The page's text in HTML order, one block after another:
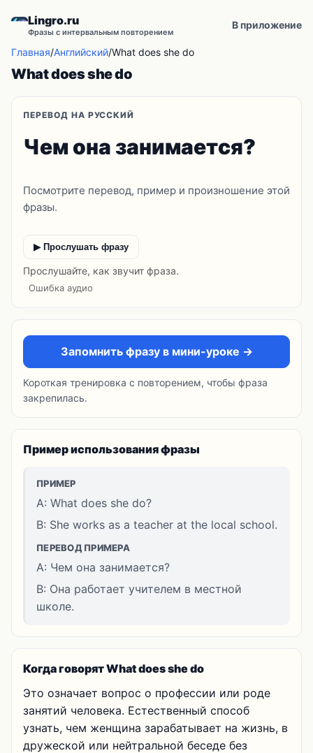
Lingro.ru
Фразы с интервальным повторением
В приложение
Главная/Английский/What does she do
What does she do
ПЕРЕВОД НА РУССКИЙ
Чем она занимается?
Посмотрите перевод, пример и произношение этой
фразы.
▶ Прослушать фразу
Прослушайте, как звучит фраза.
Ошибка аудио
Запомнить фразу в мини-уроке →
Короткая тренировка с повторением, чтобы фраза
закрепилась.
Пример использования фразы
ПРИМЕР
A: What does she do?
B: She works as a teacher at the local school.
ПЕРЕВОД ПРИМЕРА
A: Чем она занимается?
B: Она работает учителем в местной
школе.
Когда говорят What does she do
Это означает вопрос о профессии или роде
занятий человека. Естественный способ
узнать, чем женщина зарабатывает на жизнь, в
дружеской или нейтральной беседе без